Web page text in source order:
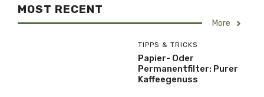
MOST RECENT
More
TIPPS & TRICKS
Papier- Oder
Permanentfilter: Purer
Kaffeegenuss